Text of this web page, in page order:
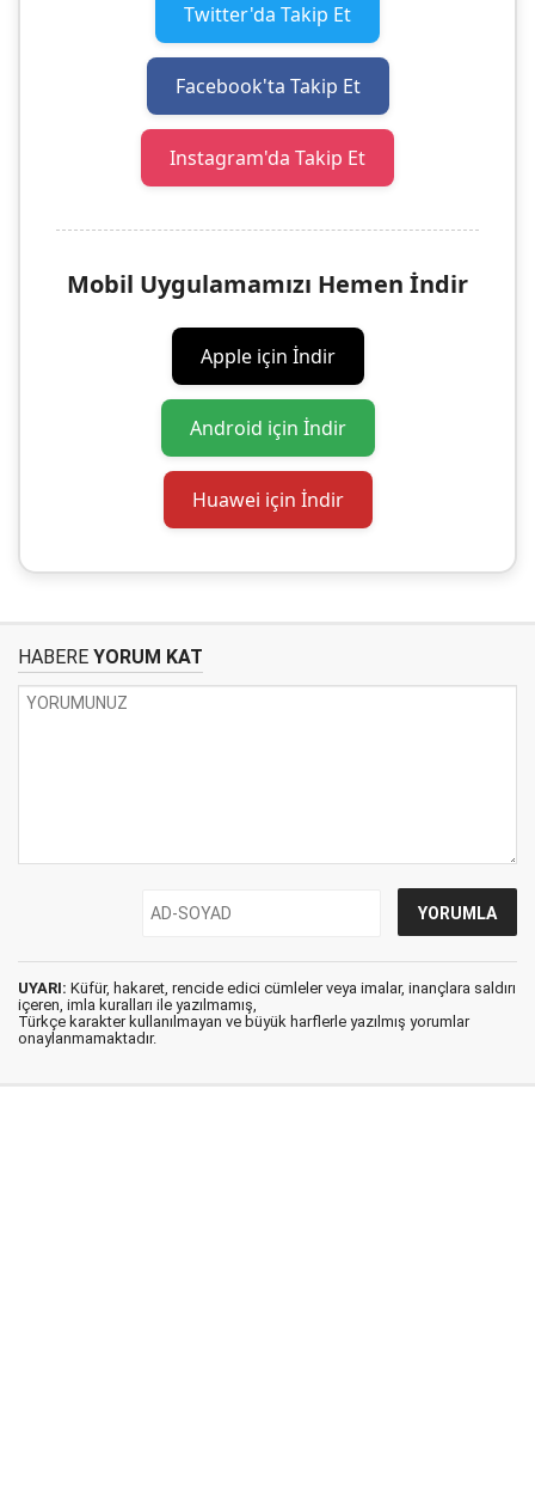
Twitter'da Takip Et
Facebook'ta Takip Et
Instagram'da Takip Et
Mobil Uygulamamızı Hemen İndir
Apple için İndir
Android için İndir
Huawei için İndir
HABERE YORUM KAT
UYARI: Küfür, hakaret, rencide edici cümleler veya imalar, inançlara saldırı
içeren, imla kuralları ile yazılmamış,
Türkçe karakter kullanılmayan ve büyük harflerle yazılmış yorumlar
onaylanmamaktadır.